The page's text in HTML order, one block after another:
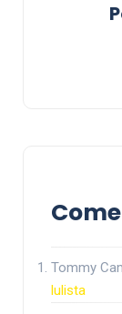
Tommy
lulista